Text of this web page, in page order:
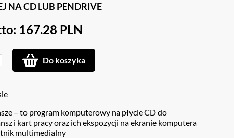
NA CD LUB PENDRIVE
167.28 PLN
Do koszyka
– to program komputerowy na płycie CD do
i kart pracy oraz ich ekspozycji na ekranie komputera
multimedialny